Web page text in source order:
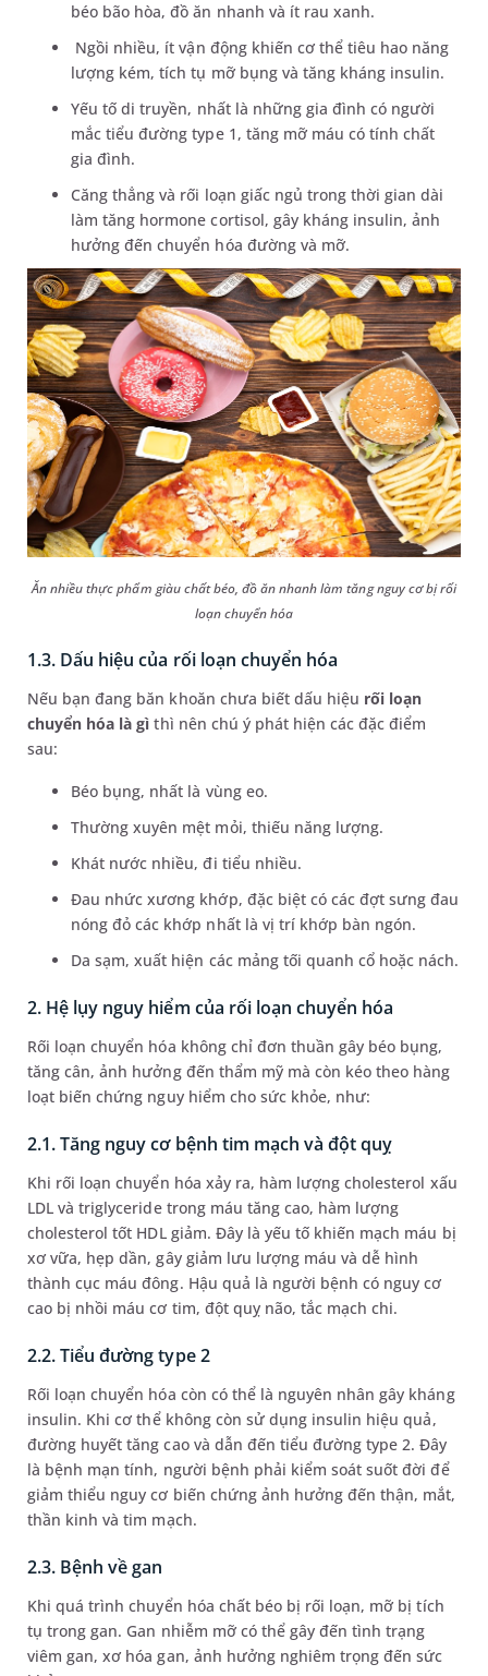
béo bão hòa, đồ ăn nhanh và ít rau xanh.
Ngồi nhiều, ít vận động khiến cơ thể tiêu hao năng
lượng kém, tích tụ mỡ bụng và tăng kháng insulin.
Yếu tố di truyền, nhất là những gia đình có người
mắc tiểu đường type 1, tăng mỡ máu có tính chất
gia đình.
Căng thẳng và rối loạn giấc ngủ trong thời gian dài
làm tăng hormone cortisol, gây kháng insulin, ảnh
hưởng đến chuyển hóa đường và mỡ.
Ăn nhiều thực phẩm giàu chất béo, đồ ăn nhanh làm tăng nguy cơ bị rối
loạn chuyển hóa
1.3. Dấu hiệu của rối loạn chuyển hóa
Nếu bạn đang băn khoăn chưa biết dấu hiệu rối loạn
chuyển hóa là gìthì nên chú ý phát hiện các đặc điểm
sau:
Béo bụng, nhất là vùng eo.
Thường xuyên mệt mỏi, thiếu năng lượng.
Khát nước nhiều, đi tiểu nhiều.
Đau nhức xương khớp, đặc biệt có các đợt sưng đau
nóng đỏ các khớp nhất là vị trí khớp bàn ngón.
Da sạm, xuất hiện các mảng tối quanh cổ hoặc nách.
2. Hệ lụy nguy hiểm của rối loạn chuyển hóa
Rối loạn chuyển hóa không chỉ đơn thuần gây béo bụng,
tăng cân, ảnh hưởng đến thẩm mỹ mà còn kéo theo hàng
loạt biến chứng nguy hiểm cho sức khỏe, như:
2.1. Tăng nguy cơ bệnh tim mạch và đột quỵ
Khi rối loạn chuyển hóa xảy ra, hàm lượng cholesterol xấu
LDL và triglyceride trong máu tăng cao, hàm lượng
cholesterol tốt HDL giảm. Đây là yếu tố khiến mạch máu bị
xơ vữa, hẹp dần, gây giảm lưu lượng máu và dễ hình
thành cục máu đông. Hậu quả là người bệnh có nguy cơ
cao bị nhồi máu cơ tim, đột quỵ não, tắc mạch chi.
2.2. Tiểu đường type 2
Rối loạn chuyển hóa còn có thể là nguyên nhân gây kháng
insulin. Khi cơ thể không còn sử dụng insulin hiệu quả,
đường huyết tăng cao và dẫn đến tiểu đường type 2. Đây
là bệnh mạn tính, người bệnh phải kiểm soát suốt đời để
giảm thiểu nguy cơ biến chứng ảnh hưởng đến thận, mắt,
thần kinh và tim mạch.
2.3. Bệnh về gan
Khi quá trình chuyển hóa chất béo bị rối loạn, mỡ bị tích
tụ trong gan. Gan nhiễm mỡ có thể gây đến tình trạng
viêm gan, xơ hóa gan, ảnh hưởng nghiêm trọng đến sức